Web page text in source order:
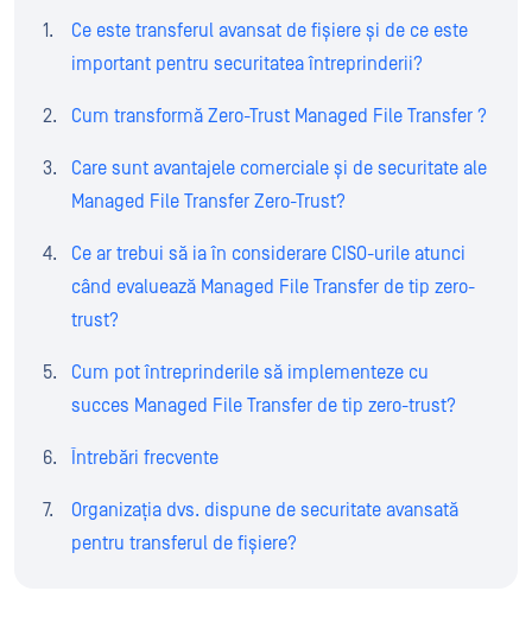
Ce este transferul avansat de fișiere și de ce este
important pentru securitatea întreprinderii?
Cum transformă Zero-Trust Managed File Transfer ?
Care sunt avantajele comerciale și de securitate ale
Managed File Transfer Zero-Trust?
Ce ar trebui să ia în considerare CISO-urile atunci
când evaluează Managed File Transfer de tip zero-
trust?
Cum pot întreprinderile să implementeze cu
succes Managed File Transfer de tip zero-trust?
Întrebări frecvente
Organizația dvs. dispune de securitate avansată
pentru transferul de fișiere?